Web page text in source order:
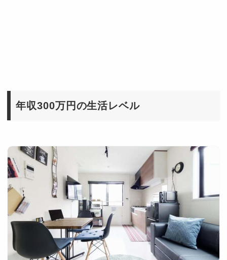
年収300万円の生活レベル